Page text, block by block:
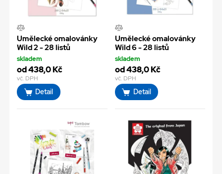
Umělecké omalovánky
Wild 2 - 28 listů
skladem
od 438,0 Kč
vč. DPH
Detail
Umělecké omalovánky
Wild 6 - 28 listů
skladem
od 438,0 Kč
vč. DPH
Detail